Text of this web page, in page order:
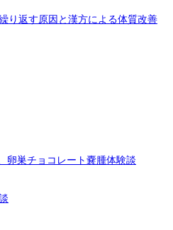
り返す原因と漢方による体質改善
卵巣チョコレート嚢腫体験談